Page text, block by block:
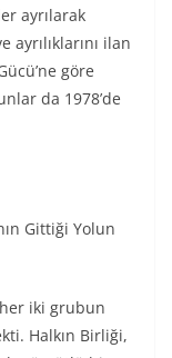
ayrılarak
ayrılıklarını ilan
göre
da 1978’de
Gittiği Yolun
iki grubun
Halkın Birliği,